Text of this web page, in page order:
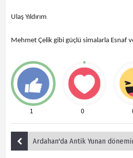
Ulaş Yıldırım
Mehmet Çelik gibi güçlü simalarla Esnaf
1 0
Ardahan'da Antik Yunan dönemine ait 50 adet sikke